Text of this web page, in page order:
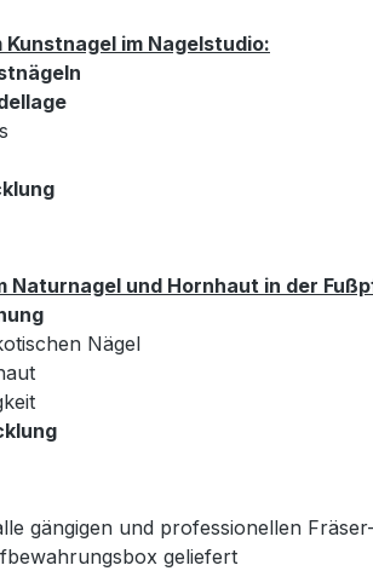
im Nagelstudio:
Naturnagel und Hornhaut in der
Nägel
gängigen und professionellen
geliefert